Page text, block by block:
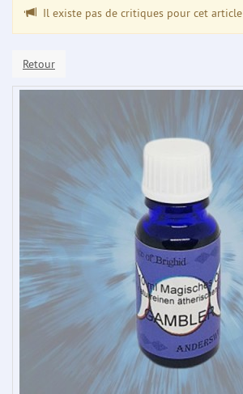
Il existe pas de critiques pour cet article
Retour